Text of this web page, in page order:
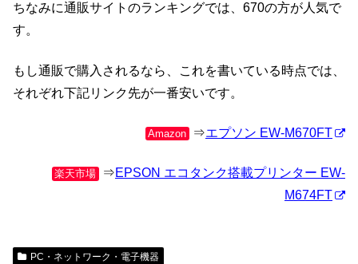
ちなみに通販サイトのランキングでは、670の方が人気で
す。
もし通販で購入されるなら、これを書いている時点では、
それぞれ下記リンク先が一番安いです。
Amazon ⇒エプソン EW-M670FT
楽天市場 ⇒EPSON エコタンク搭載プリンター EW-
M674FT
PC・ネットワーク・電子機器